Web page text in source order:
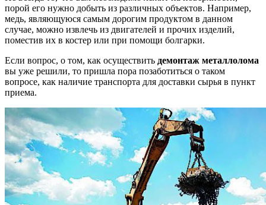
порой его нужно добыть из различных объектов. Например,
медь, являющуюся самым дорогим продуктом в данном
случае, можно извлечь из двигателей и прочих изделий,
поместив их в костер или при помощи болгарки.
Если вопрос, о том, как осуществить демонтаж металлолома
вы уже решили, то пришла пора позаботиться о таком
вопросе, как наличие транспорта для доставки сырья в пункт
приема.